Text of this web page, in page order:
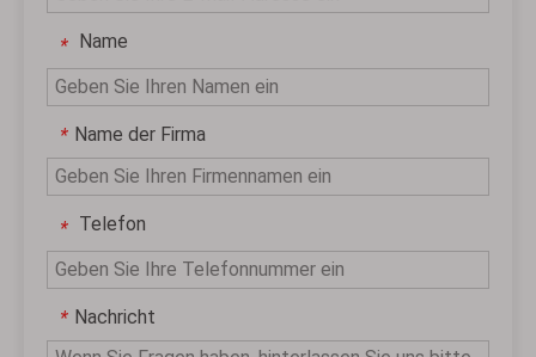
* Name
* Name der Firma
* Telefon
* Nachricht